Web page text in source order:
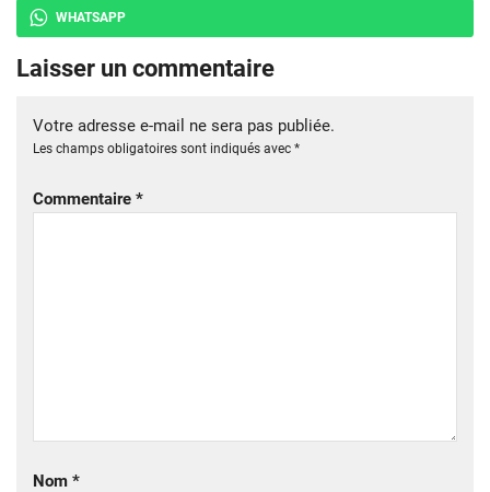
WHATSAPP
Laisser un commentaire
Votre adresse e-mail ne sera pas publiée.
Les champs obligatoires sont indiqués avec *
Commentaire *
Nom *